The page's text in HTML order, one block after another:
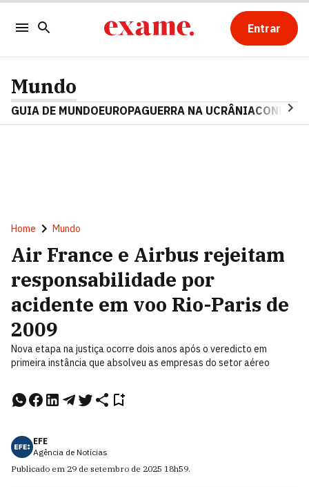
Entrar
Mundo
GUIA DE MUNDOEUROPAGUERRA NA UCRÂNIA
Home Mundo
Air France e Airbus rejeitam
responsabilidade por
acidente em voo Rio-Paris de
2009
Nova etapa na justiça ocorre dois anos após o veredicto em
primeira instância que absolveu as empresas do setor aéreo
EFE
Agência de Notícias
Publicado em 29 de setembro de 2025 18h59.